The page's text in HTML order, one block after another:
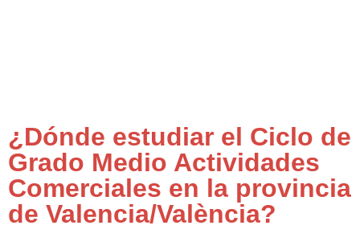
¿Dónde estudiar el Ciclo de
Grado Medio Actividades
Comerciales en la provincia
de Valencia/València?